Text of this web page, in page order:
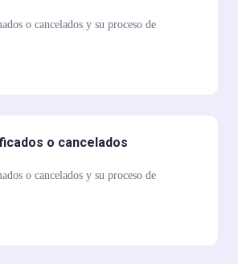
o cancelados y su proceso de
o cancelados
o cancelados y su proceso de